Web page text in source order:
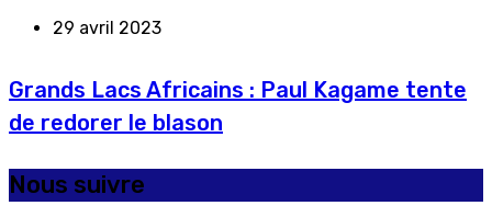
29 avril 2023
Grands Lacs Africains : Paul Kagame tente
de redorer le blason
Nous suivre